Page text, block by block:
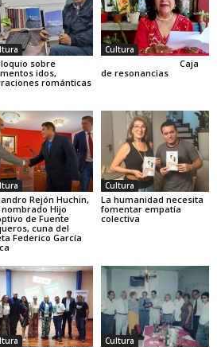
sobre
idos,
románticas
Cultura
Caja
de resonancias
Rejón Huchin,
Hijo
de Fuente
cuna del
Federico García
Cultura
La humanidad necesita
fomentar empatía
colectiva
Cultura